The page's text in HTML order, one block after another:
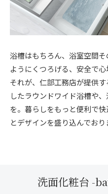
浴槽はもちろん、浴室空間
ようにくつろげる、安全で心
それが、仁部工務店が提供
したラウンドワイド浴槽や
を。暮らしをもっと便利で
とデザインを盛り込んでおり
洗面化粧台 -